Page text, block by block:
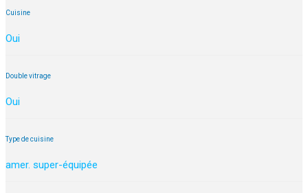
Cuisine
Oui
Double vitrage
Oui
Type de cuisine
amer. super-équipée